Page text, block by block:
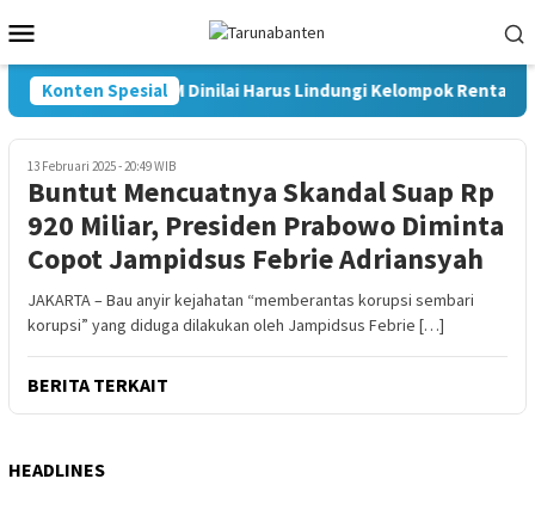
ke
kontenMobile
Konten SpesialRUU HAM Dinilai Harus Lindungi Kelompok Rentan
13 Februari 2025 - 20:49 WIB
Buntut Mencuatnya Skandal Suap Rp
920 Miliar, Presiden Prabowo Diminta
Copot Jampidsus Febrie Adriansyah
JAKARTA – Bau anyir kejahatan “memberantas korupsi sembari
korupsi” yang diduga dilakukan oleh Jampidsus Febrie […]
BERITA TERKAIT
HEADLINES